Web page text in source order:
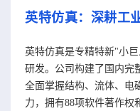
英特仿真： 深耕工
英特仿真是专精特新"小
研发。公司构建了国内完
全面掌握结构、流体、电
力，拥有88项软件著作权